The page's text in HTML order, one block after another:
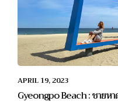
APRIL 19, 2023
Gyeongpo Beach : ชายห